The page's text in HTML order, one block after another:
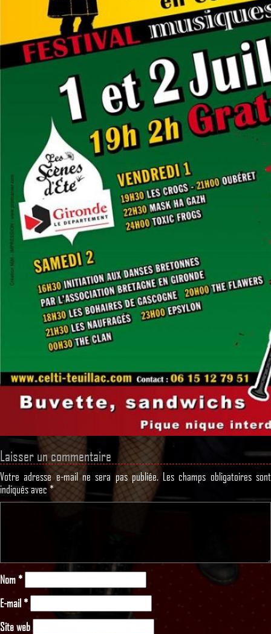
Laisser un commentaire
Votre adresse e-mail ne sera pas publiée. Les champs obligatoires sont
indiqués avec *
Nom*
E-mail*
Site web